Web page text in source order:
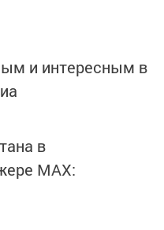
и интересным в
в
MАХ: